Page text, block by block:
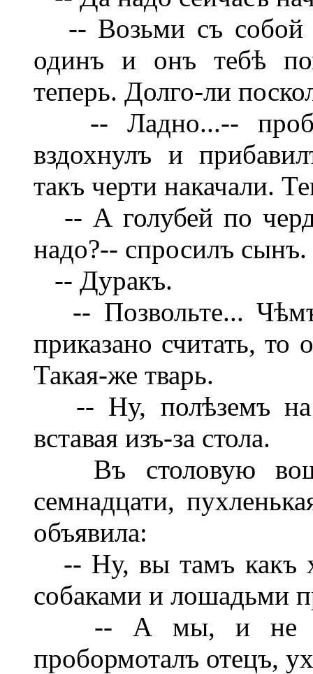
-- Возьми съ собой
одинъ и онъ тебѣ
теперь. Долго-ли
-- Ладно...--
вздохнулъ и
такъ черти накачали.
-- А голубей по
надо?-- спросилъ сынъ.
-- Дуракъ.
-- Позвольте...
приказано считать, то
Такая-же тварь.
-- Ну, полѣземъ на
вставая изъ-за стола.
Въ столовую
семнадцати,
объявила:
-- Ну, вы тамъ какъ
собаками и лошадьми
-- А мы, и не
пробормоталъ отецъ,